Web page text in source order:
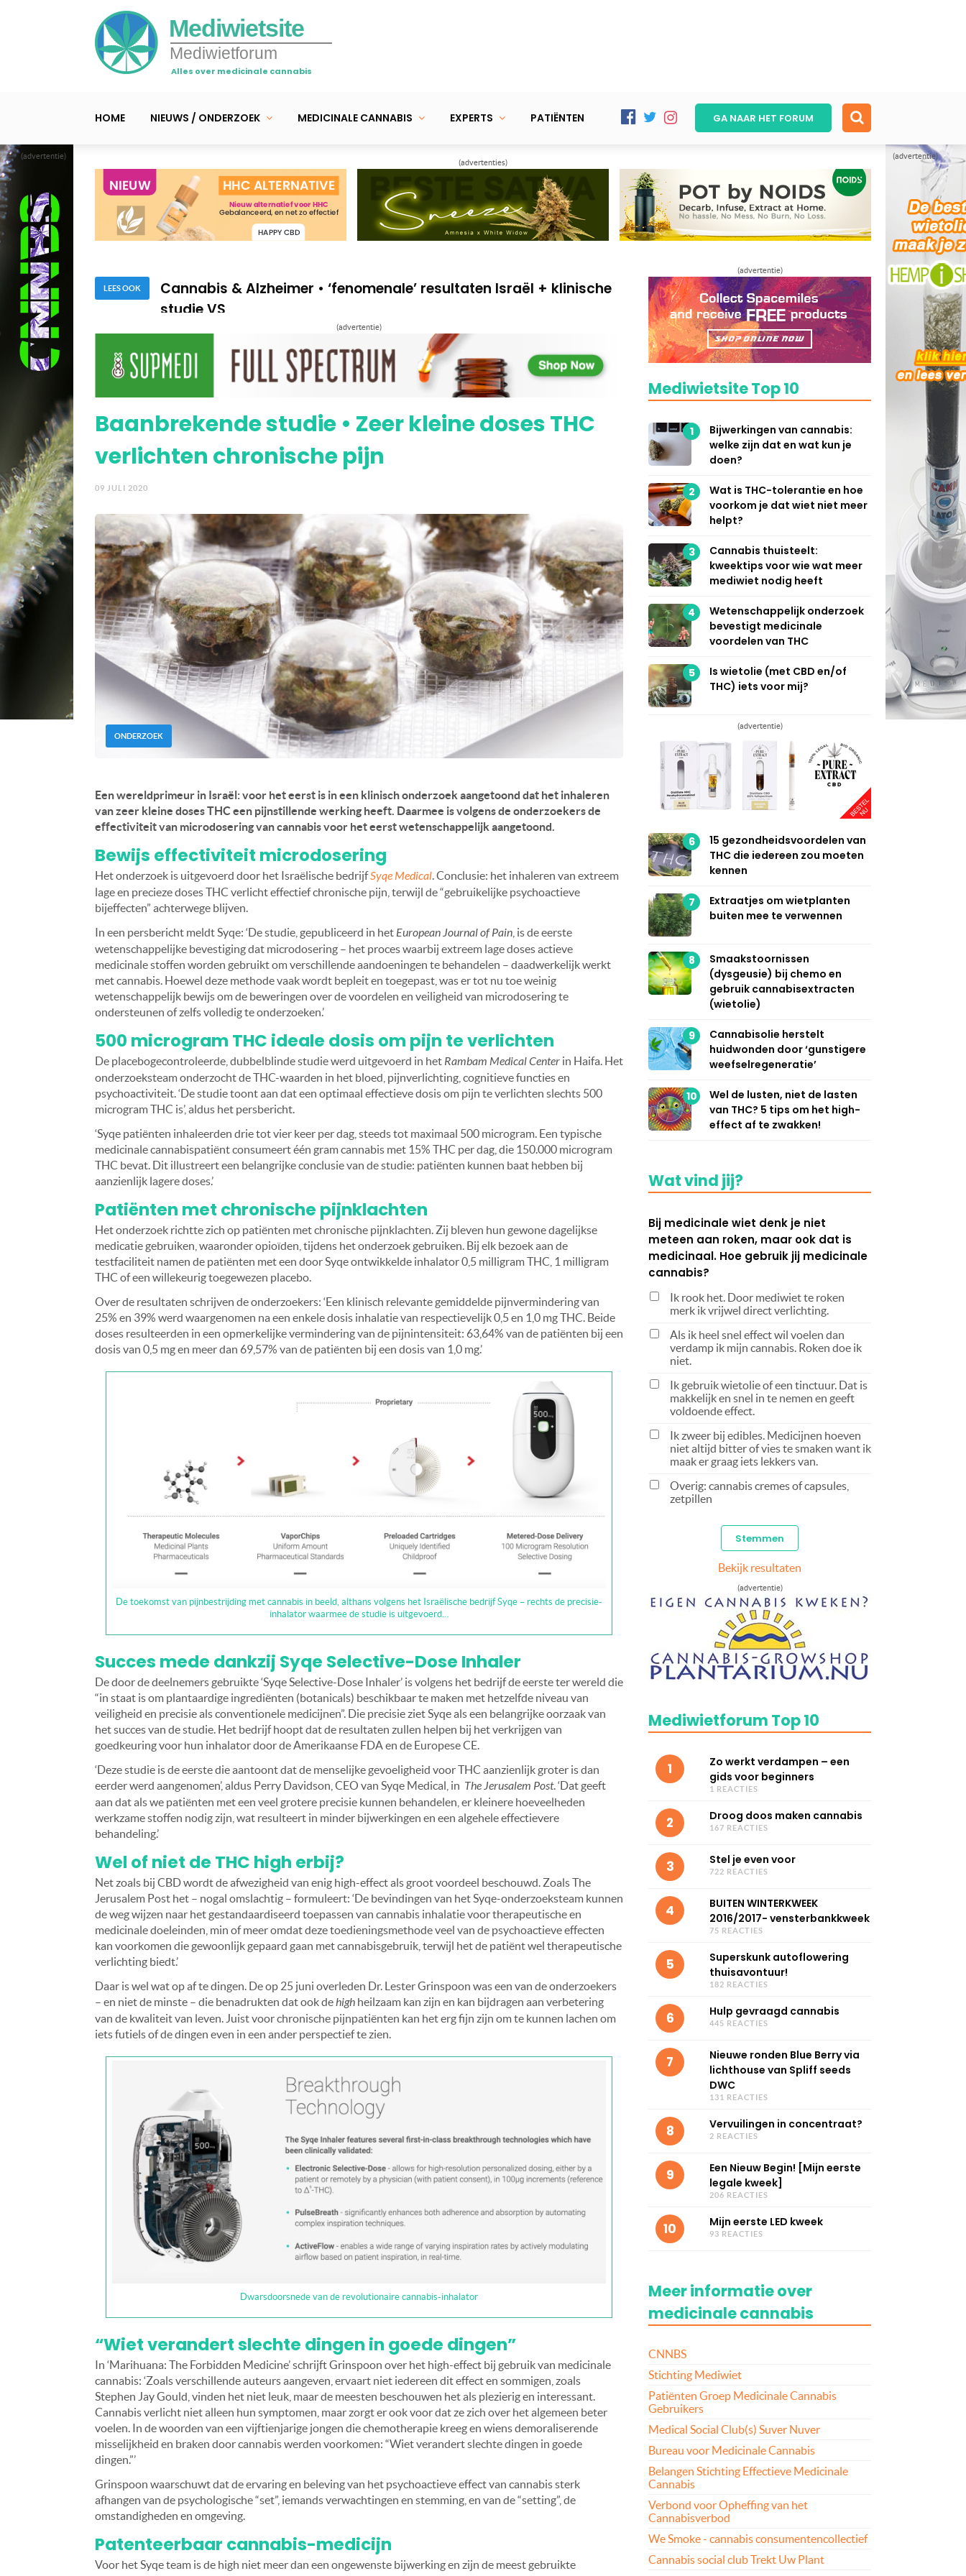
(advertentie) (advertentie)
Mediwietsite
Mediwietforum
Alles over medicinale cannabis
HOME NIEUWS / ONDERZOEK MEDICINALE CANNABIS EXPERTS PATIËNTEN GA NAAR HET FORUM
(advertenties)
LEES OOK
Studie: minder ziekenhuisopnames bij PDS dankzij wiet
Virale longaandoeningen worden minder dodelijk met THC
studie VS
Studie: minder ziekenhuisopnames bij PDS dankzij wiet
Virale longaandoeningen worden minder dodelijk met THC
(advertentie)
Baanbrekende studie • Zeer kleine doses THC
verlichten chronische pijn
09 JULI 2020
ONDERZOEK
Een wereldprimeur in Israël: voor het eerst is in een klinisch onderzoek aangetoond dat het inhaleren
van zeer kleine doses THC een pijnstillende werking heeft. Daarmee is volgens de onderzoekers de
effectiviteit van microdosering van cannabis voor het eerst wetenschappelijk aangetoond.
Bewijs effectiviteit microdosering
Het onderzoek is uitgevoerd door het Israëlische bedrijfSyqe Medical. Conclusie: het inhaleren van extreem
lage en precieze doses THC verlicht effectief chronische pijn, terwijl de “gebruikelijke psychoactieve
bijeffecten” achterwege blijven.
In een persbericht meldt Syqe: ‘De studie, gepubliceerd in hetEuropean Journal of Pain , is de eerste
wetenschappelijke bevestiging dat microdosering – het proces waarbij extreem lage doses actieve
medicinale stoffen worden gebruikt om verschillende aandoeningen te behandelen – daadwerkelijk werkt
met cannabis. Hoewel deze methode vaak wordt bepleit en toegepast, was er tot nu toe weinig
wetenschappelijk bewijs om de beweringen over de voordelen en veiligheid van microdosering te
ondersteunen of zelfs volledig te onderzoeken.’
500 microgram THC ideale dosis om pijn te verlichten
De placebogecontroleerde, dubbelblinde studie werd uitgevoerd in het Rambam Medical Center in Haifa. Het
onderzoeksteam onderzocht de THC-waarden in het bloed, pijnverlichting, cognitieve functies en
psychoactiviteit. ‘De studie toont aan dat een optimaal effectieve dosis om pijn te verlichten slechts 500
microgram THC is’, aldus het persbericht.
‘Syqe patiënten inhaleerden drie tot vier keer per dag, steeds tot maximaal 500 microgram. Een typische
medicinale cannabispatiënt consumeert één gram cannabis met 15% THC per dag, die 150.000 microgram
THC bevat. Dit illustreert een belangrijke conclusie van de studie: patiënten kunnen baat hebben bij
aanzienlijk lagere doses.’
Patiënten met chronische pijnklachten
Het onderzoek richtte zich op patiënten met chronische pijnklachten. Zij bleven hun gewone dagelijkse
medicatie gebruiken, waaronder opioïden, tijdens het onderzoek gebruiken. Bij elk bezoek aan de
testfaciliteit namen de patiënten met een door Syqe ontwikkelde inhalator 0,5 milligram THC, 1 milligram
THC of een willekeurig toegewezen placebo.
Over de resultaten schrijven de onderzoekers: ‘Een klinisch relevante gemiddelde pijnvermindering van
25% en 39% werd waargenomen na een enkele dosis inhalatie van respectievelijk 0,5 en 1,0 mg THC. Beide
doses resulteerden in een opmerkelijke vermindering van de pijnintensiteit: 63,64% van de patiënten bij een
dosis van 0,5 mg en meer dan 69,57% van de patiënten bij een dosis van 1,0 mg.’
De toekomst van pijnbestrijding met cannabis in beeld, althans volgens het Israëlische bedrijf Syqe – rechts de precisie-
inhalator waarmee de studie is uitgevoerd…
Succes mede dankzij Syqe Selective-Dose Inhaler
De door de deelnemers gebruikte ‘Syqe Selective-Dose Inhaler’ is volgens het bedrijf de eerste ter wereld die
“in staat is om plantaardige ingrediënten (botanicals) beschikbaar te maken met hetzelfde niveau van
veiligheid en precisie als conventionele medicijnen”. Die precisie ziet Syqe als een belangrijke oorzaak van
het succes van de studie. Het bedrijf hoopt dat de resultaten zullen helpen bij het verkrijgen van
goedkeuring voor hun inhalator door de Amerikaanse FDA en de Europese CE.
‘Deze studie is de eerste die aantoont dat de menselijke gevoeligheid voor THC aanzienlijk groter is dan
eerder werd aangenomen’, aldus Perry Davidson, CEO van Syqe Medical, in The Jerusalem Post. ‘Dat geeft
aan dat als we patiënten met een veel grotere precisie kunnen behandelen, er kleinere hoeveelheden
werkzame stoffen nodig zijn, wat resulteert in minder bijwerkingen en een algehele effectievere
behandeling.’
Wel of niet de THC high erbij?
Net zoals bij CBD wordt de afwezigheid van enig high-effect als groot voordeel beschouwd. Zoals The
Jerusalem Post het – nogal omslachtig – formuleert: ‘De bevindingen van het Syqe-onderzoeksteam kunnen
de weg wijzen naar het gestandaardiseerd toepassen van cannabis inhalatie voor therapeutische en
medicinale doeleinden, min of meer omdat deze toedieningsmethode veel van de psychoactieve effecten
kan voorkomen die gewoonlijk gepaard gaan met cannabisgebruik, terwijl het de patiënt wel therapeutische
verlichting biedt.’
Daar is wel wat op af te dingen. De op 25 juni overleden Dr. Lester Grinspoon was een van de onderzoekers
– en niet de minste – die benadrukten dat ook dehigh heilzaam kan zijn en kan bijdragen aan verbetering
van de kwaliteit van leven. Juist voor chronische pijnpatiënten kan het erg fijn zijn om te kunnen lachen om
iets futiels of de dingen even in een ander perspectief te zien.
Dwarsdoorsnede van de revolutionaire cannabis-inhalator
“Wiet verandert slechte dingen in goede dingen”
In ‘Marihuana: The Forbidden Medicine’ schrijft Grinspoon over het high-effect bij gebruik van medicinale
cannabis: ‘Zoals verschillende auteurs aangeven, ervaart niet iedereen dit effect en sommigen, zoals
Stephen Jay Gould, vinden het niet leuk, maar de meesten beschouwen het als plezierig en interessant.
Cannabis verlicht niet alleen hun symptomen, maar zorgt er ook voor dat ze zich over het algemeen beter
voelen. In de woorden van een vijftienjarige jongen die chemotherapie kreeg en wiens demoraliserende
misselijkheid en braken door cannabis werden voorkomen: “Wiet verandert slechte dingen in goede
dingen.”’
Grinspoon waarschuwt dat de ervaring en beleving van het psychoactieve effect van cannabis sterk
afhangen van de psychologische “set”, iemands verwachtingen en stemming, en van de “setting”, de
omstandigheden en omgeving.
Patenteerbaar cannabis-medicijn
Voor het Syqe team is de high niet meer dan een ongewenste bijwerking en zijn de meest gebruikte
(advertentie)
Mediwietsite Top 10
1
Bijwerkingen van cannabis:
welke zijn dat en wat kun je
doen?
2
Wat is THC-tolerantie en hoe
voorkom je dat wiet niet meer
helpt?
3
Cannabis thuisteelt:
kweektips voor wie wat meer
mediwiet nodig heeft
4
Wetenschappelijk onderzoek
bevestigt medicinale
voordelen van THC
5
Is wietolie (met CBD en/of
THC) iets voor mij?
(advertentie)
6
15 gezondheidsvoordelen van
THC die iedereen zou moeten
kennen
7
Extraatjes om wietplanten
buiten mee te verwennen
8
Smaakstoornissen
(dysgeusie) bij chemo en
gebruik cannabisextracten
(wietolie)
9
Cannabisolie herstelt
huidwonden door ‘gunstigere
weefselregeneratie’
10
Wel de lusten, niet de lasten
van THC? 5 tips om het high-
effect af te zwakken!
Wat vind jij?
Bij medicinale wiet denk je niet
meteen aan roken, maar ook dat is
medicinaal. Hoe gebruik jij medicinale
cannabis?
Ik rook het. Door mediwiet te roken
merk ik vrijwel direct verlichting.
Als ik heel snel effect wil voelen dan
verdamp ik mijn cannabis. Roken doe ik
niet.
Ik gebruik wietolie of een tinctuur. Dat is
makkelijk en snel in te nemen en geeft
voldoende effect.
Ik zweer bij edibles. Medicijnen hoeven
niet altijd bitter of vies te smaken want ik
maak er graag iets lekkers van.
Overig: cannabis cremes of capsules,
zetpillen
Bekijk resultaten
(advertentie)
Mediwietforum Top 10
1
Zo werkt verdampen – een
gids voor beginners
1 REACTIES
2 Droog doos maken cannabis
167 REACTIES
3 Stel je even voor
722 REACTIES
4
BUITEN WINTERKWEEK
2016/2017- vensterbankkweek
75 REACTIES
5
Superskunk autoflowering
thuisavontuur!
182 REACTIES
6 Hulp gevraagd cannabis
445 REACTIES
7
Nieuwe ronden Blue Berry via
lichthouse van Spliff seeds
DWC
131 REACTIES
8 Vervuilingen in concentraat?
2 REACTIES
9
Een Nieuw Begin! [Mijn eerste
legale kweek]
206 REACTIES
10 Mijn eerste LED kweek
93 REACTIES
Meer informatie over
medicinale cannabis
CNNBS
Stichting Mediwiet
Patiënten Groep Medicinale Cannabis
Gebruikers
Medical Social Club(s) Suver Nuver
Bureau voor Medicinale Cannabis
Belangen Stichting Effectieve Medicinale
Cannabis
Verbond voor Opheffing van het
Cannabisverbod
We Smoke - cannabis consumentencollectief
Cannabis social club Trekt Uw Plant